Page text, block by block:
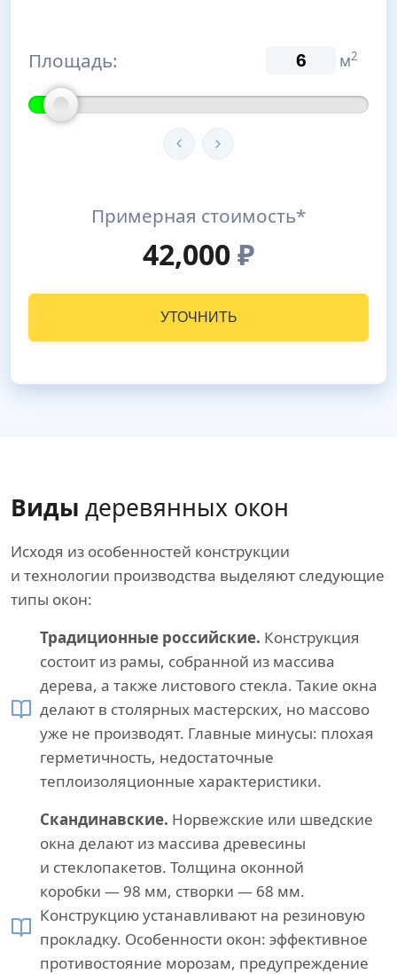
Площадь: м2
Примерная стоимость*
42,000₽
УТОЧНИТЬ
Виды деревянных окон
Исходя из особенностей конструкции
и технологии производства выделяют следующие
типы окон:
Традиционные российские. Конструкция
состоит из рамы, собранной из массива
дерева, а также листового стекла. Такие окна
делают в столярных мастерских, но массово
уже не производят. Главные минусы: плохая
герметичность, недостаточные
теплоизоляционные характеристики.
Скандинавские. Норвежские или шведские
окна делают из массива древесины
и стеклопакетов. Толщина оконной
коробки — 98 мм, створки — 68 мм.
Конструкцию устанавливают на резиновую
прокладку. Особенности окон: эффективное
противостояние морозам, предупреждение